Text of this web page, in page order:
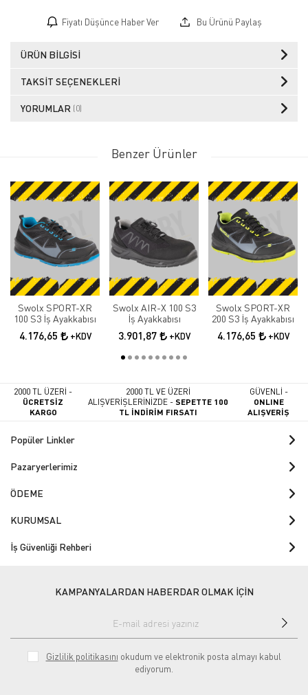
Fiyatı Düşünce Haber Ver Bu Ürünü Paylaş
ÜRÜN BILGISI
TAKSIT SEÇENEKLERI
YORUMLAR (0)
Benzer Ürünler
Swolx SPORT-XR
100 S3 İş Ayakkabısı
4.176,65 +KDV
Swolx AIR-X 100 S3
İş Ayakkabısı
3.901,87 +KDV
Swolx SPORT-XR
200 S3 İş Ayakkabısı
4.176,65 +KDV
2000 TL ÜZERİ -
ÜCRETSİZ
KARGO
2000 TL VE ÜZERİ
ALIŞVERİŞLERİNİZDE -SEPETTE 100
TL İNDİRİM FIRSATI
GÜVENLİ -
ONLINE
ALIŞVERİŞ
Popüler Linkler
Pazaryerlerimiz
ÖDEME
KURUMSAL
İş Güvenliği Rehberi
KAMPANYALARDAN HABERDAR OLMAK İÇİN
Gizlilik politikasını okudum ve elektronik posta almayı kabul
ediyorum.